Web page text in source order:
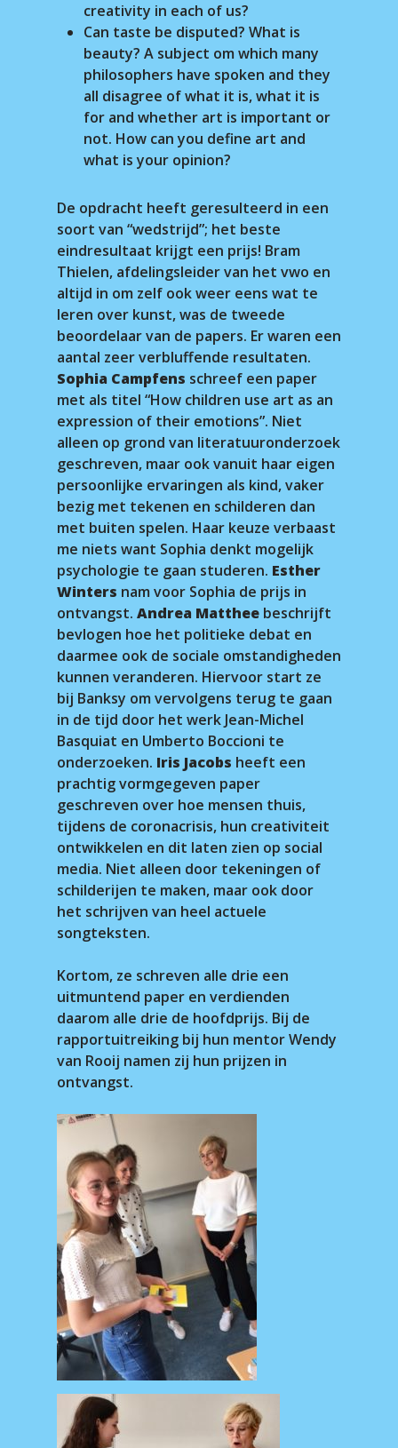
creativity in each of us?
Can taste be disputed? What is
beauty? A subject om which many
philosophers have spoken and they
all disagree of what it is, what it is
for and whether art is important or
not. How can you define art and
what is your opinion?
De opdracht heeft geresulteerd in een
soort van “wedstrijd”; het beste
eindresultaat krijgt een prijs! Bram
Thielen, afdelingsleider van het vwo en
altijd in om zelf ook weer eens wat te
leren over kunst, was de tweede
beoordelaar van de papers. Er waren een
aantal zeer verbluffende resultaten.
Sophia Campfens schreef een paper
met als titel “How children use art as an
expression of their emotions”. Niet
alleen op grond van literatuuronderzoek
geschreven, maar ook vanuit haar eigen
persoonlijke ervaringen als kind, vaker
bezig met tekenen en schilderen dan
met buiten spelen. Haar keuze verbaast
me niets want Sophia denkt mogelijk
psychologie te gaan studeren. Esther
Winters nam voor Sophia de prijs in
ontvangst. Andrea Matthee beschrijft
bevlogen hoe het politieke debat en
daarmee ook de sociale omstandigheden
kunnen veranderen. Hiervoor start ze
bij Banksy om vervolgens terug te gaan
in de tijd door het werk Jean-Michel
Basquiat en Umberto Boccioni te
onderzoeken. Iris Jacobs heeft een
prachtig vormgegeven paper
geschreven over hoe mensen thuis,
tijdens de coronacrisis, hun creativiteit
ontwikkelen en dit laten zien op social
media. Niet alleen door tekeningen of
schilderijen te maken, maar ook door
het schrijven van heel actuele
songteksten.
Kortom, ze schreven alle drie een
uitmuntend paper en verdienden
daarom alle drie de hoofdprijs. Bij de
rapportuitreiking bij hun mentor Wendy
van Rooij namen zij hun prijzen in
ontvangst.